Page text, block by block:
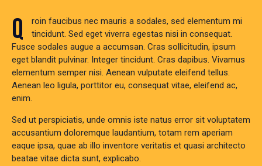
Q
roin faucibus nec mauris a sodales, sed elementum mi
tincidunt. Sed eget viverra egestas nisi in consequat.
Fusce sodales augue a accumsan. Cras sollicitudin, ipsum
eget blandit pulvinar. Integer tincidunt. Cras dapibus. Vivamus
elementum semper nisi. Aenean vulputate eleifend tellus.
Aenean leo ligula, porttitor eu, consequat vitae, eleifend ac,
enim.
Sed ut perspiciatis, unde omnis iste natus error sit voluptatem
accusantium doloremque laudantium, totam rem aperiam
eaque ipsa, quae ab illo inventore veritatis et quasi architecto
beatae vitae dicta sunt, explicabo.